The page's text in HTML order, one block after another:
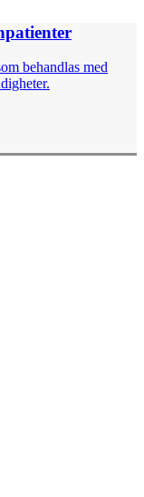
behandlas med